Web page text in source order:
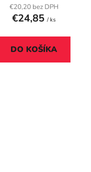
"TruSens Z-1000"
€20,20 bez DPH
€24,85 / ks
DO KOŠÍKA